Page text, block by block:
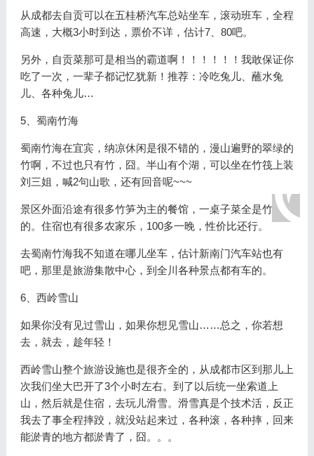
从成都去自贡可以在五桂桥汽车总站坐车，滚动班车，全程
高速，大概3小时到达，票价不详，估计7、80吧。
另外，自贡菜那可是相当的霸道啊！！！！！！我敢保证你
吃了一次，一辈子都记忆犹新！推荐：冷吃兔儿、蘸水兔
儿、各种兔儿…
5、蜀南竹海
蜀南竹海在宜宾，纳凉休闲是很不错的，漫山遍野的翠绿的
竹啊，不过也只有竹，囧。半山有个湖，可以坐在竹筏上装
刘三姐，喊2句山歌，还有回音呢~~~
景区外面沿途有很多竹笋为主的餐馆，一桌子菜全是竹笋做
的。住宿也有很多农家乐，100多一晚，性价比还行。
去蜀南竹海我不知道在哪儿坐车，估计新南门汽车站也有
吧，那里是旅游集散中心，到全川各种景点都有车的。
6、西岭雪山
如果你没有见过雪山，如果你想见雪山……总之，你若想
去，就去，趁年轻！
西岭雪山整个旅游设施也是很齐全的，从成都市区到那儿上
次我们坐大巴开了3个小时左右。到了以后统一坐索道上
山，然后就是住宿，去玩儿滑雪。滑雪真是个技术活，反正
我去了事全程摔跤，就没站起来过，各种滚，各种摔，回来
能淤青的地方都淤青了，囧。。。